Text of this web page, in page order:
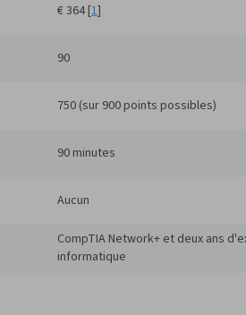
€ 364 [1]
90
750 (sur 900 points possibles)
90 minutes
Aucun
CompTIA Network+ et deux ans
informatique